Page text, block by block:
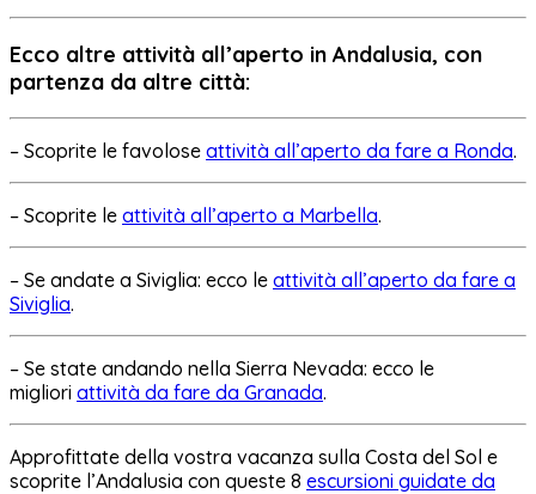
Ecco altre attività all’aperto in Andalusia, con
partenza da altre città:
– Scoprite le favolose attività all’aperto da fare a Ronda.
– Scoprite le attività all’aperto a Marbella.
– Se andate a Siviglia: ecco le attività all’aperto da fare a
Siviglia.
– Se state andando nella Sierra Nevada: ecco le
migliori attività da fare da Granada.
Approfittate della vostra vacanza sulla Costa del Sol e
scoprite l’Andalusia con queste 8 escursioni guidate da